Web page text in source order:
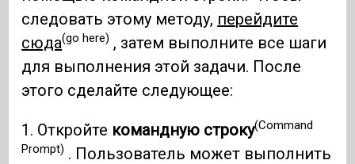
следовать этому методу, перейдите
сюда(go here) , затем выполните все шаги
для выполнения этой задачи. После
этого сделайте следующее:
1. Откройте командную строку(Command
Prompt) . Пользователь может выполнить